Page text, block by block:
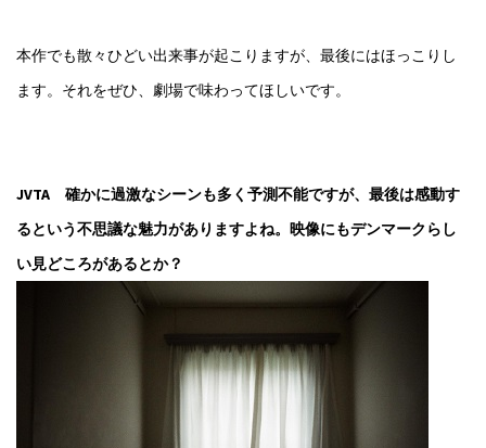
本作でも散々ひどい出来事が起こりますが、最後にはほっこりし
ます。それをぜひ、劇場で味わってほしいです。
JVTA 確かに過激なシーンも多く予測不能ですが、最後は感動す
るという不思議な魅力がありますよね。映像にもデンマークらし
い見どころがあるとか？